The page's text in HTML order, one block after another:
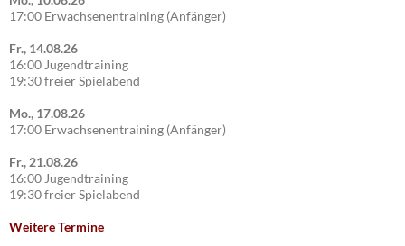
17:00 Erwachsenentraining (Anfänger)
Fr., 14.08.26
16:00 Jugendtraining
19:30 freier Spielabend
Mo., 17.08.26
17:00 Erwachsenentraining (Anfänger)
Fr., 21.08.26
16:00 Jugendtraining
19:30 freier Spielabend
Weitere Termine